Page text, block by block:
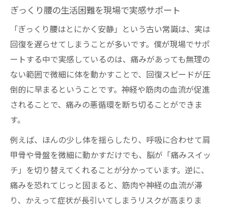
ぎっくり腰の生活困難を現場で実感サポート
「ぎっくり腰はとにかく安静」という古い常識は、実は
回復を遅らせてしまうことが多いです。僕が現場でサポ
ートする中で実感しているのは、痛みがあっても無理の
ない範囲で微細に体を動かすことで、回復スピードが圧
倒的に早まるということです。神経や筋肉の血流が促進
されることで、痛みの悪循環を断ち切ることができま
す。
例えば、ほんの少し体を揺らしたり、呼吸に合わせて肩
甲骨や骨盤を微細に動かすだけでも、脳が「痛みスイッ
チ」を切り替えてくれることが分かっています。逆に、
痛みを恐れてじっと固まると、筋肉や神経の血流が滞
り、かえって症状が長引いてしまうリスクが高まりま